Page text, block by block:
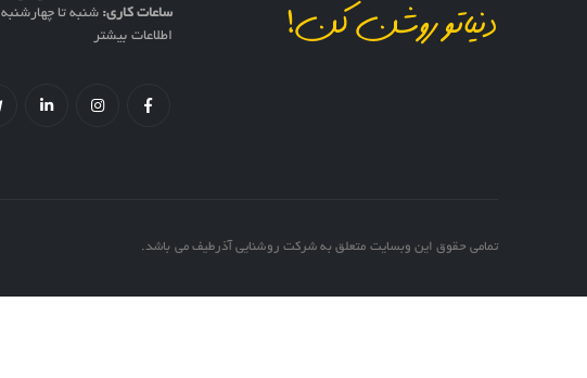
دنیاتو روشن کن!
ساعات کاری: شنبه تا چهارشنبه 9 الی 18
اطلاعات بیشتر
تمامی حقوق این وبسایت متعلق به شرکت روشنایی آذرطیف می باشد.